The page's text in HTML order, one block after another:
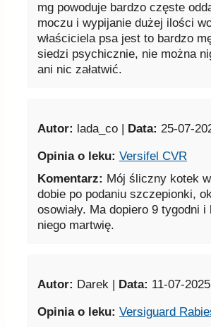
mg powoduje bardzo częste
moczu i wypijanie dużej ilości
właściciela psa jest to bardzo
siedzi psychicznie, nie można
ani nic załatwić.
Autor: lada_co | Data: 25-07-
Opinia o leku: Versifel CVR
Komentarz: Mój śliczny kotek
dobie po podaniu szczepionki,
osowiały. Ma dopiero 9 tygodni
niego martwię.
Autor: Darek | Data: 11-07-2025
Opinia o leku: Versiguard